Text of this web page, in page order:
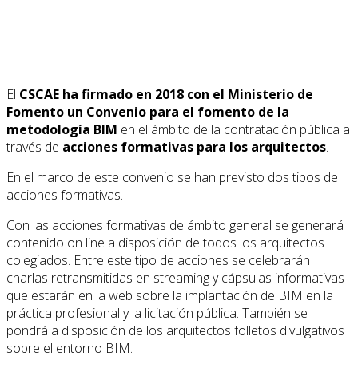
El CSCAE ha firmado en 2018 con el Ministerio de
Fomento un Convenio para el fomento de la
metodología BIM en el ámbito de la contratación pública a
través de acciones formativas para los arquitectos.
En el marco de este convenio se han previsto dos tipos de
acciones formativas.
Con las acciones formativas de ámbito general se generará
contenido on line a disposición de todos los arquitectos
colegiados. Entre este tipo de acciones se celebrarán
charlas retransmitidas en streaming y cápsulas informativas
que estarán en la web sobre la implantación de BIM en la
práctica profesional y la licitación pública. También se
pondrá a disposición de los arquitectos folletos divulgativos
sobre el entorno BIM.